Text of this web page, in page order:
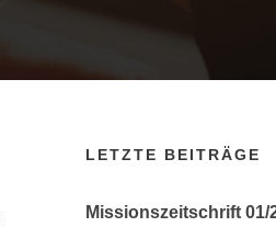
LETZTE BEITRÄGE
Missionszeitschrift 01/